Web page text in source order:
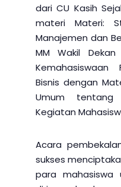
dari CU Kasih
materi Materi:
Manajemen dan
MM Wakil
Kemahasiswaan
Bisnis dengan
Umum tentang
Kegiatan
Acara
sukses
para mahasiswa